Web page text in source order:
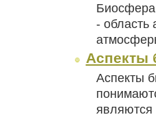
Биосфера
-
Аспекты
Аспекты
являются